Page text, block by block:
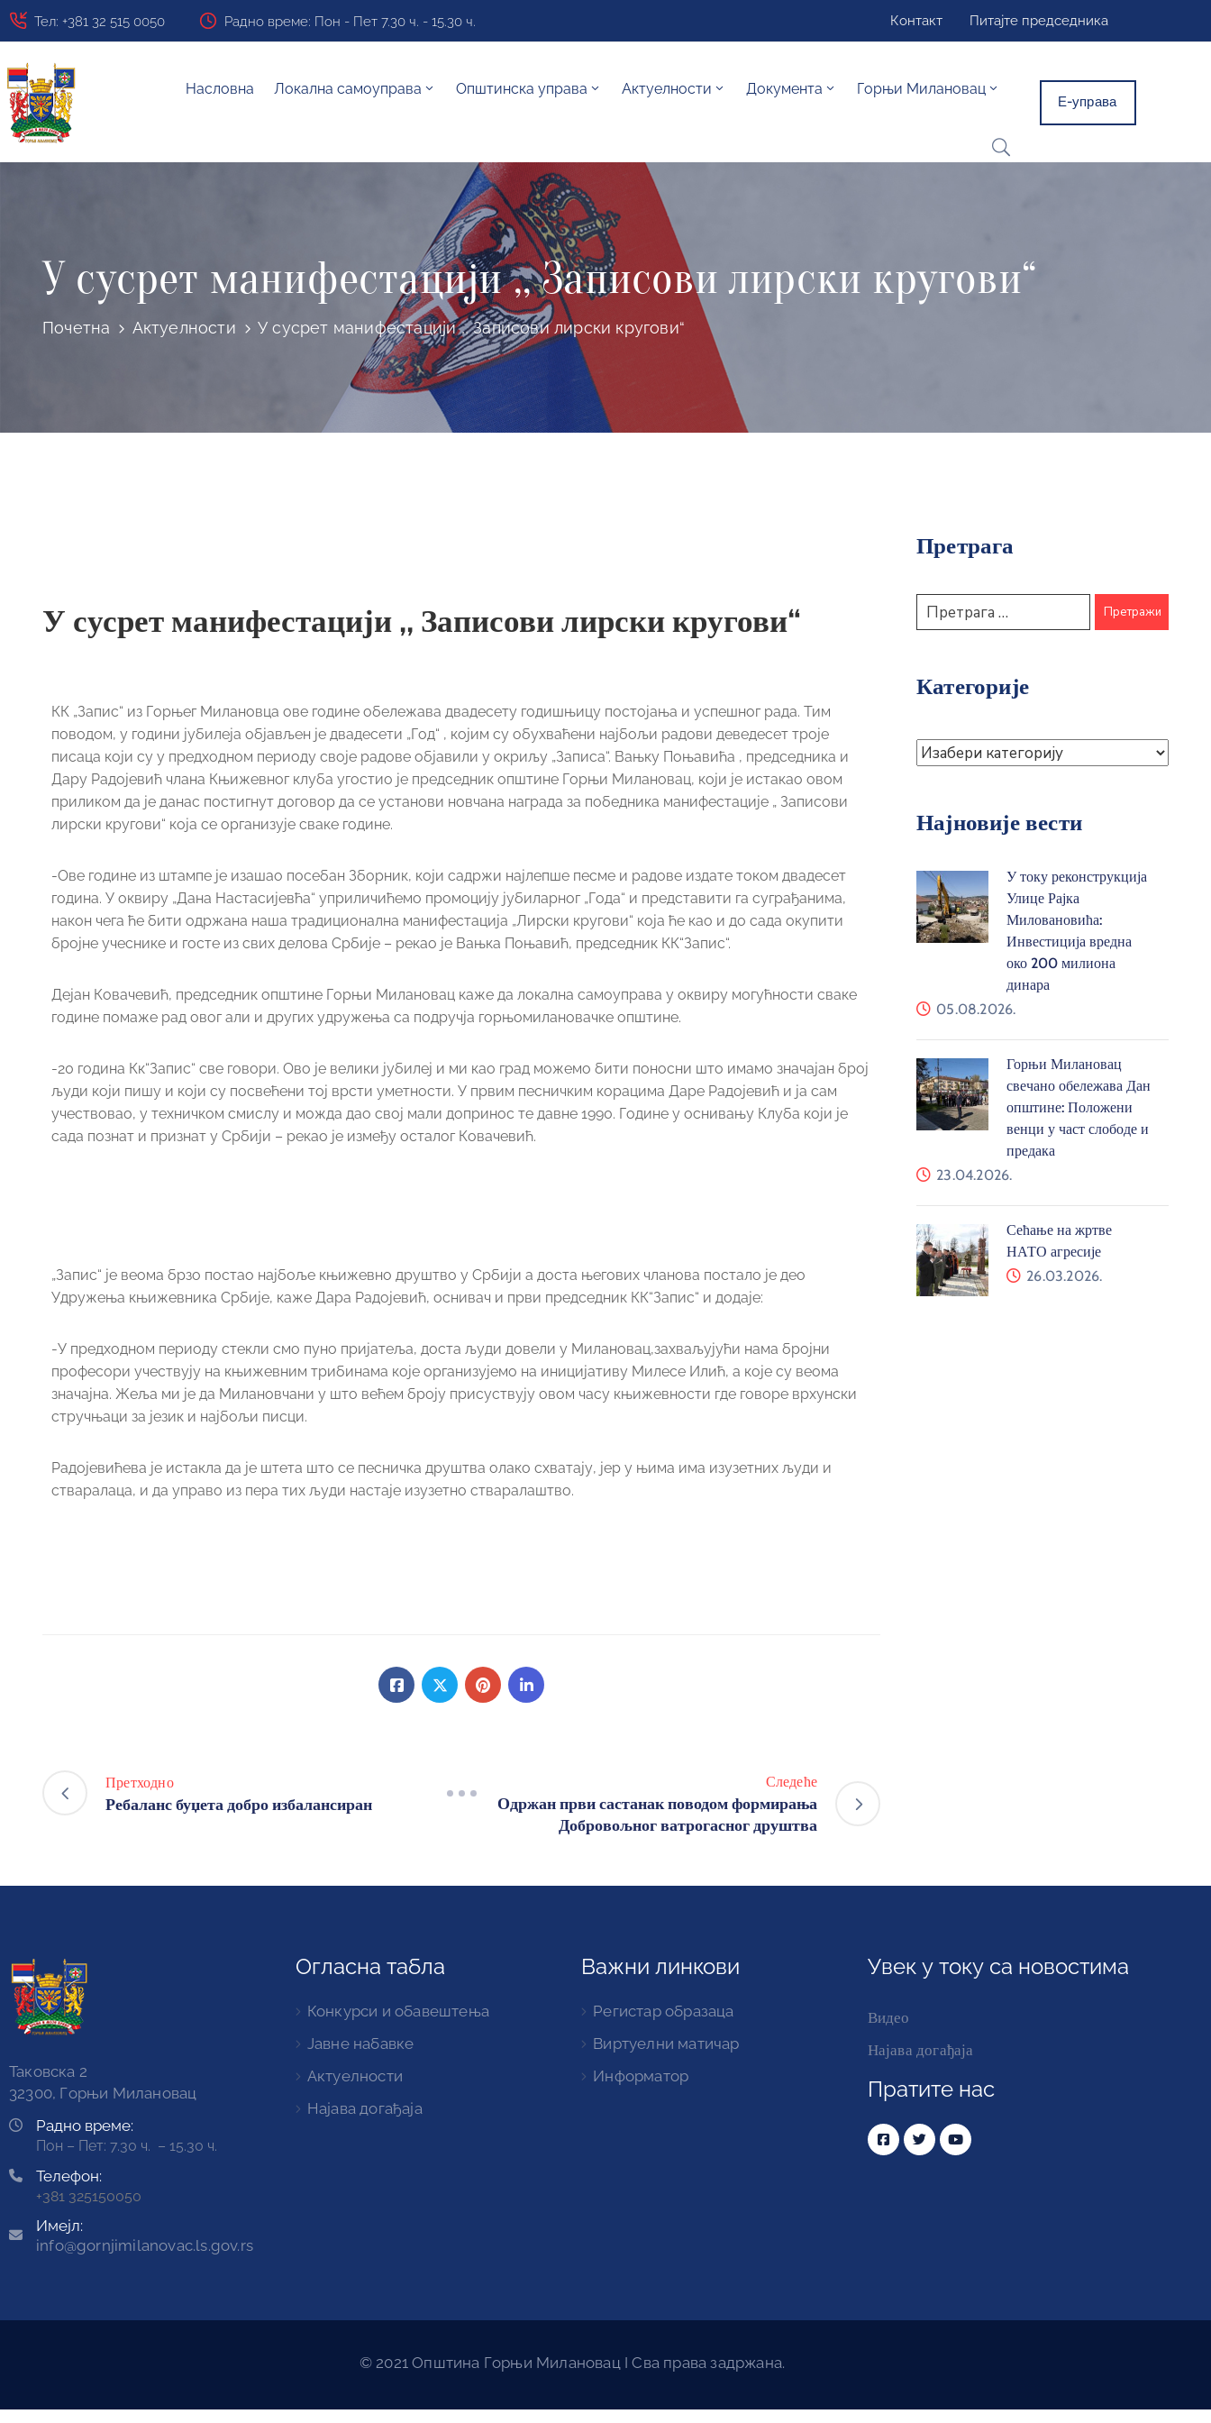
Тел: +381 32 515 0050 Радно време: Пон - Пет 7.30 ч. - 15.30 ч. Контакт Питајте председника
Насловна Локална самоуправа Општинска управа Актуелности Документа Горњи Милановац
Е-управа
У сусрет манифестацији ,, Записови лирски кругови“
Почетна Актуелности У сусрет манифестацији ,, Записови лирски кругови“
У сусрет манифестацији ,, Записови лирски кругови“
КК „Запис“ из Горњег Милановца ове године обележава двадесету годишњицу постојања и успешног рада. Тим
поводом, у години јубилеја објављен је двадесети „Год“ , којим су обухваћени најбољи радови деведесет троје
писаца који су у предходном периоду своје радове објавили у окриљу „Записа“. Вањку Поњавића , председника и
Дару Радојевић члана Књижевног клуба угостио је председник општине Горњи Милановац, који је истакао овом
приликом да је данас постигнут договор да се установи новчана награда за победника манифестације „ Записови
лирски кругови“ која се организује сваке године.
-Ове године из штампе је изашао посебан Зборник, који садржи најлепше песме и радове издате током двадесет
година. У оквиру „Дана Настасијевћа“ уприличићемо промоцију јубиларног „Года“ и представити га суграђанима,
након чега ће бити одржана наша традиционална манифестација „Лирски кругови“ која ће као и до сада окупити
бројне учеснике и госте из свих делова Србије – рекао је Вањка Поњавић, председник КК“Запис“.
Дејан Ковачевић, председник општине Горњи Милановац каже да локална самоуправа у оквиру могућности сваке
године помаже рад овог али и других удружења са подручја горњомилановачке општине.
-20 година Кк“Запис“ све говори. Ово је велики јубилеј и ми као град можемо бити поносни што имамо значајан број
људи који пишу и који су посвећени тој врсти уметности. У првим песничким корацима Даре Радојевић и ја сам
учествовао, у техничком смислу и можда дао свој мали допринос те давне 1990. Године у оснивању Клуба који је
сада познат и признат у Србији – рекао је између осталог Ковачевић.
„Запис“ је веома брзо постао најбоље књижевно друштво у Србији а доста његових чланова постало је део
Удружења књижевника Србије, каже Дара Радојевић, оснивач и први председник КК“Запис“ и додаје:
-У предходном периоду стекли смо пуно пријатеља, доста људи довели у Милановац,захваљујући нама бројни
професори учествују на књижевним трибинама које организујемо на иницијативу Милесе Илић, а које су веома
значајна. Жеља ми је да Милановчани у што већем броју присуствују овом часу књижевности где говоре врхунски
стручњаци за језик и најбољи писци.
Радојевићева је истакла да је штета што се песничка друштва олако схватају, јер у њима има изузетних људи и
стваралаца, и да управо из пера тих људи настаје изузетно стваралаштво.
Претходно
Ребаланс буџета добро избалансиран
Следеће
Одржан први састанак поводом формирања
Добровољног ватрогасног друштва
Претрага
Категорије
Најновије вести
У току реконструкција
Улице Рајка
Миловановића:
Инвестиција вредна
око 200 милиона
динара
05.08.2026.
Горњи Милановац
свечано обележава Дан
општине: Положени
венци у част слободе и
предака
23.04.2026.
Сећање на жртве
НАТО агресије
26.03.2026.
Таковска 2
32300, Горњи Милановац
Радно време:
Пон – Пет: 7.30 ч. – 15.30 ч.
Телефон:
+381 325150050
Имејл:
info@gornjimilanovac.ls.gov.rs
Огласна табла
Конкурси и обавештења
Јавне набавке
Актуелности
Најава догађаја
Важни линкови
Регистар образаца
Виртуелни матичар
Информатор
Увек у току са новостима
Видео
Најава догађаја
Пратите нас
© 2021 Општина Горњи Милановац I Сва права задржана.